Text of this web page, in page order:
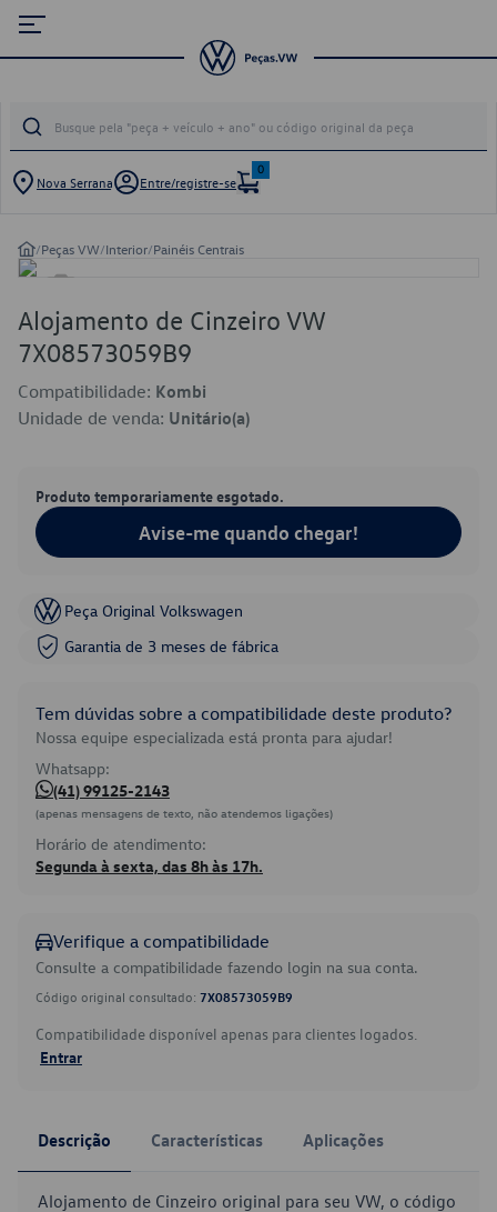
Nova Serrana Entre/registre-se
0
/Peças VW/Interior/Painéis Centrais
Alojamento de Cinzeiro VW
7X08573059B9
Compatibilidade: Kombi
Unidade de venda: Unitário(a)
Produto temporariamente esgotado.
Avise-me quando chegar!
Peça Original Volkswagen
Garantia de 3 meses de fábrica
Tem dúvidas sobre a compatibilidade deste produto?
Nossa equipe especializada está pronta para ajudar!
Whatsapp:
(41) 99125-2143
(apenas mensagens de texto, não atendemos ligações)
Horário de atendimento:
Segunda à sexta, das 8h às 17h.
Verifique a compatibilidade
Consulte a compatibilidade fazendo login na sua conta.
Código original consultado: 7X08573059B9
Compatibilidade disponível apenas para clientes logados.
Entrar
Descrição Características Aplicações
Alojamento de Cinzeiro original para seu VW, o código